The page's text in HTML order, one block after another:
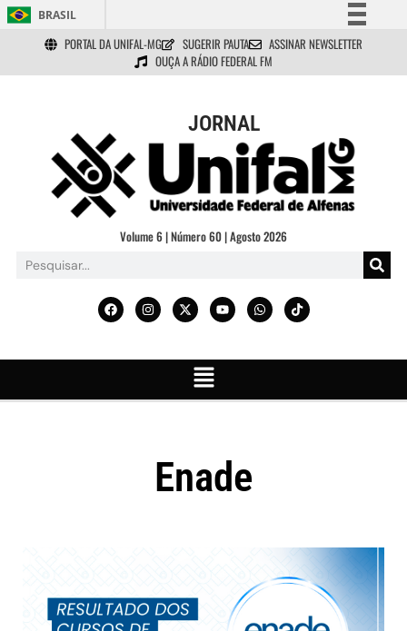
BRASIL
Simplifique!
Comunica BR
Acesso à informação
Legislação
Canais
PORTAL DA UNIFAL-MG SUGERIR PAUTA
ASSINAR NEWSLETTER
OUÇA A RÁDIO FEDERAL FM
JORNAL
Volume 6 | Número 60 | Agosto 2026
Enade